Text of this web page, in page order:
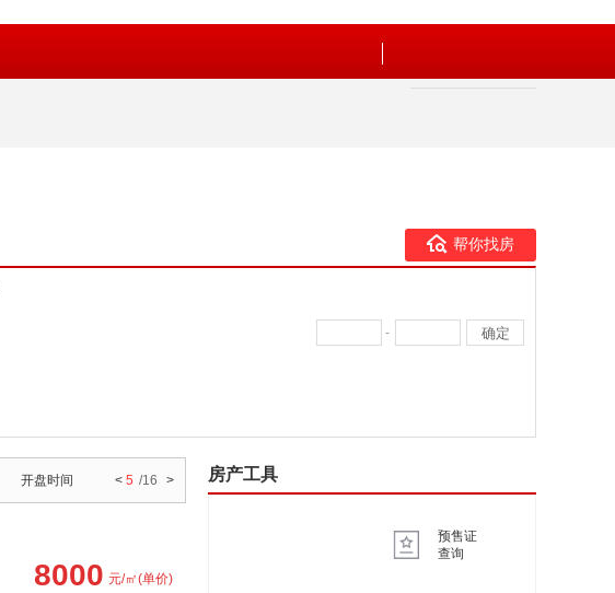
帮你找房
-
开盘时间 < 5 /16 >
8000 元/㎡(单价)
房产工具
预售证
查询